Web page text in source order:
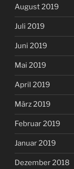
August 2019
Juli 2019
Juni 2019
Mai 2019
April 2019
März 2019
Februar 2019
Januar 2019
Dezember 2018